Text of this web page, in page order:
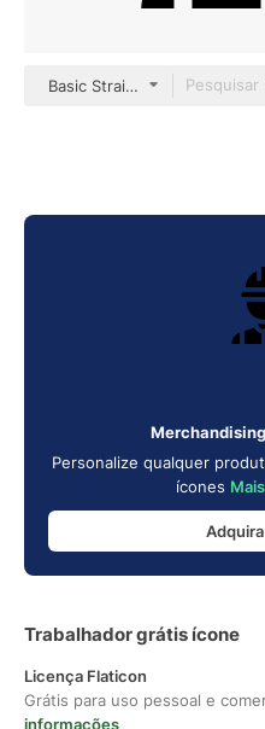
Basic Straight Filled
Personalize qualquer
ícones
Trabalhador grátis ícone
Licença Flaticon
Grátis para uso pessoal e
informações